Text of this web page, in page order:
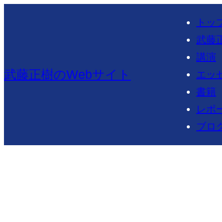
キ
武藤正樹のWebサイト
トッ
武藤
講演
エッ
書籍
レポ
ブロ